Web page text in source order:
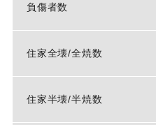
負傷者数
住家全壊/全焼数
住家半壊/半焼数